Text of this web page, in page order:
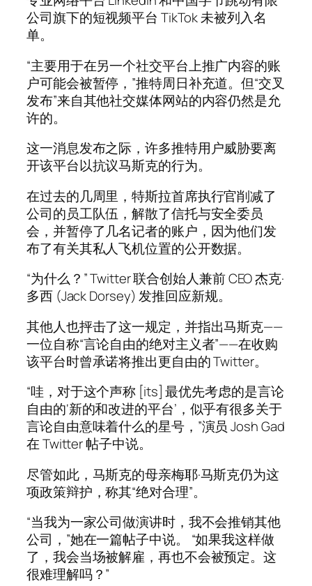
公司旗下的短视频平台 TikTok 未被列入名
单。
“主要用于在另一个社交平台上推广内容的账
户可能会被暂停，”推特周日补充道。但“交叉
发布”来自其他社交媒体网站的内容仍然是允
许的。
这一消息发布之际，许多推特用户威胁要离
开该平台以抗议马斯克的行为。
在过去的几周里，特斯拉首席执行官削减了
公司的员工队伍，解散了信托与安全委员
会，并暂停了几名记者的账户，因为他们发
布了有关其私人飞机位置的公开数据。
“为什么？” Twitter 联合创始人兼前 CEO 杰克·
多西 (Jack Dorsey) 发推回应新规。
其他人也抨击了这一规定，并指出马斯克——
一位自称“言论自由的绝对主义者”——在收购
该平台时曾承诺将推出更自由的 Twitter。
“哇，对于这个声称 [its] 最优先考虑的是言论
自由的‘新的和改进的平台’，似乎有很多关于
言论自由意味着什么的星号，”演员 Josh Gad
在 Twitter 帖子中说。
尽管如此，马斯克的母亲梅耶·马斯克仍为这
项政策辩护，称其“绝对合理”。
“当我为一家公司做演讲时，我不会推销其他
公司，”她在一篇帖子中说。 “如果我这样做
了，我会当场被解雇，再也不会被预定。这
很难理解吗？”